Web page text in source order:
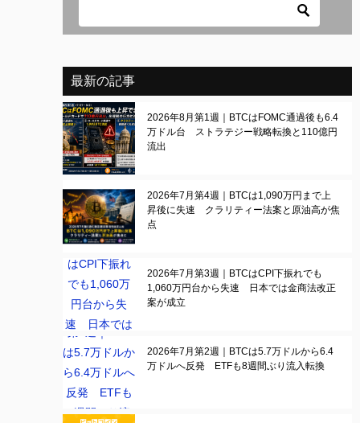
最新の記事
2026年8月第1週｜BTCはFOMC通過後も6.4
万ドル台 ストラテジー戦略転換と110億円
流出
2026年7月第4週｜BTCは1,090万円まで上
昇後に失速 クラリティー法案と原油高が焦
点
2026年7月第3週｜BTCはCPI下振れでも
1,060万円台から失速 日本では金商法改正
案が成立
2026年7月第2週｜BTCは5.7万ドルから6.4
万ドルへ反発 ETFも8週間ぶり流入転換